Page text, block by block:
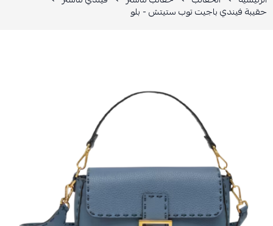
حقيبة فيندي باجيت توب ستيتش - بلو